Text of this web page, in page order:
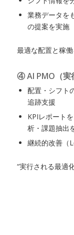
業務データを
の提案を実施
最適な配置と稼
④ AI PMO（実
配置・シフト
追跡支援
KPIレポート
析・課題抽出
継続的改善（
“実行される最適